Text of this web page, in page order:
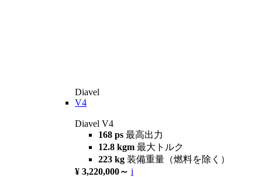
Diavel
V4
Diavel V4
168 ps 最高出力
12.8 kgm 最大トルク
223 kg 装備重量（燃料を除く）
¥ 3,220,000～ i